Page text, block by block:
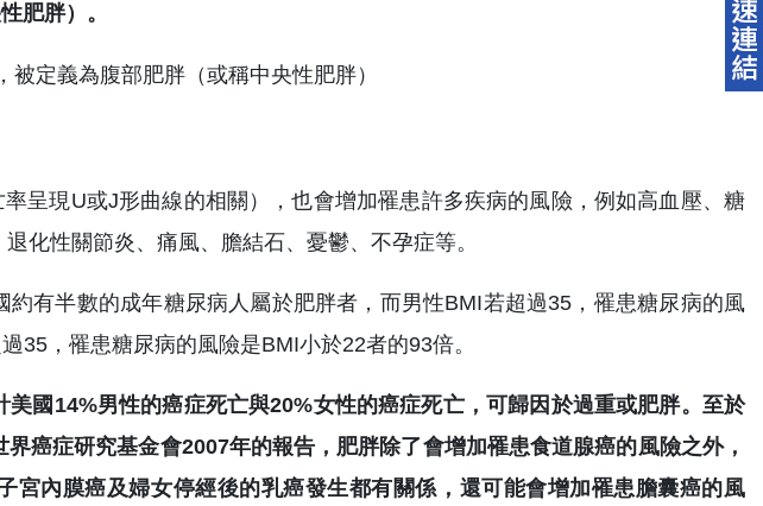
肥胖）。
呈現U或J形曲線的相關），也會增加罹患許多疾病的風險，例如高血壓、糖
化性關節炎、痛風、膽結石、憂鬱、不孕症等。
有半數的成年糖尿病人屬於肥胖者，而男性BMI若超過35，罹患糖尿病的風
35，罹患糖尿病的風險是BMI小於22者的93倍。
國14%男性的癌症死亡與20%女性的癌症死亡，可歸因於過重或肥胖。至於
癌症研究基金會2007年的報告，肥胖除了會增加罹患食道腺癌的風險之外，
宮內膜癌及婦女停經後的乳癌發生都有關係，還可能會增加罹患膽囊癌的風